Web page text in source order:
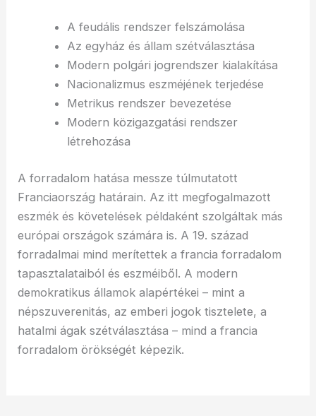
A feudális rendszer felszámolása
Az egyház és állam szétválasztása
Modern polgári jogrendszer kialakítása
Nacionalizmus eszméjének terjedése
Metrikus rendszer bevezetése
Modern közigazgatási rendszer
létrehozása
A forradalom hatása messze túlmutatott
Franciaország határain. Az itt megfogalmazott
eszmék és követelések példaként szolgáltak más
európai országok számára is. A 19. század
forradalmai mind merítettek a francia forradalom
tapasztalataiból és eszméiből. A modern
demokratikus államok alapértékei – mint a
népszuverenitás, az emberi jogok tisztelete, a
hatalmi ágak szétválasztása – mind a francia
forradalom örökségét képezik.